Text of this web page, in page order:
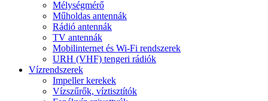
Mélységmérő
Műholdas antennák
Rádió antennák
TV antennák
Mobilinternet és Wi-Fi rendszerek
URH (VHF) tengeri rádiók
Vízrendszerek
Impeller kerekek
Vízszűrők, víztisztítók